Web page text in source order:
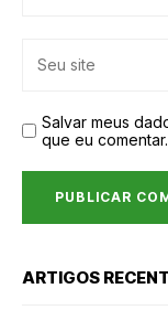
Salvar meus
que eu comentar.
ARTIGOS